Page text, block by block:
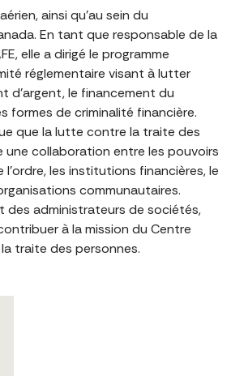
ainsi qu’au sein du
En tant que responsable de la
elle a dirigé le programme
réglementaire visant à lutter
d’argent, le financement du
formes de criminalité financière.
que la lutte contre la traite des
une collaboration entre les pouvoirs
les institutions financières, le
communautaires.
des administrateurs de sociétés,
à la mission du Centre
traite des personnes.